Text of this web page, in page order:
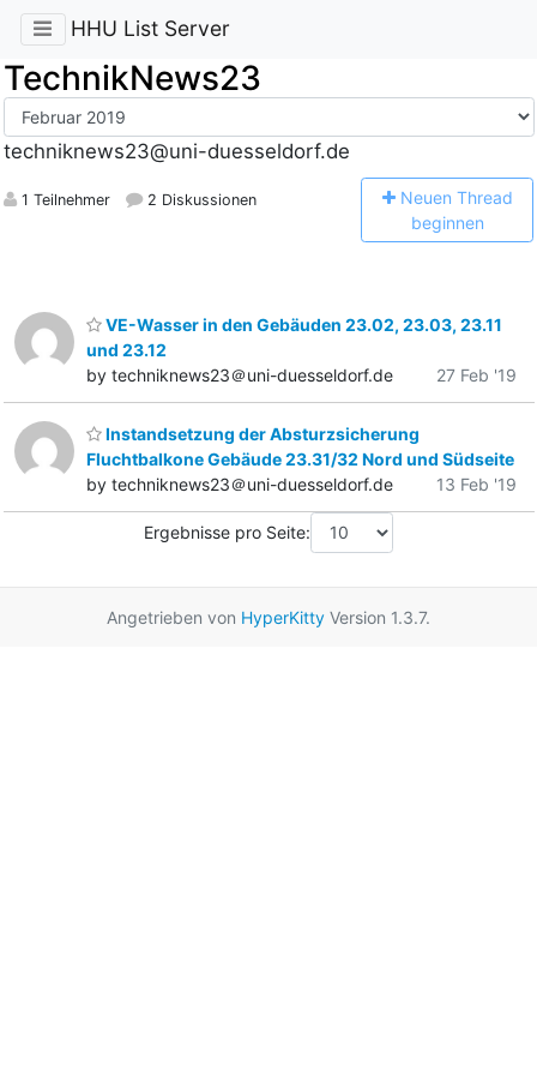
HHU List Server
TechnikNews23
techniknews23@uni-duesseldorf.de
1 Teilnehmer 2 Diskussionen Neuen Thread
beginnen
VE-Wasser in den Gebäuden 23.02, 23.03, 23.11
und 23.12
by techniknews23＠uni-duesseldorf.de
27 Feb '19
Instandsetzung der Absturzsicherung
Fluchtbalkone Gebäude 23.31/32 Nord und Südseite
by techniknews23＠uni-duesseldorf.de
13 Feb '19
Ergebnisse pro Seite:
Angetrieben von HyperKitty Version 1.3.7.